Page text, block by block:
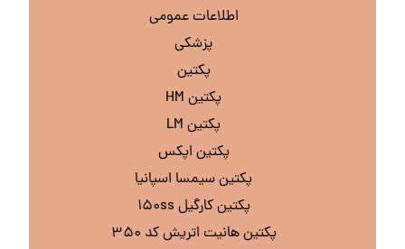
اطلاعات عمومی
پزشکی
پکتین
پکتین HM
پکتین LM
پکتین اپکس
پکتین سیمسا اسپانیا
پکتین کارگیل ۱۵۰ss
پکتین هانیت اتریش کد ۳۵۰